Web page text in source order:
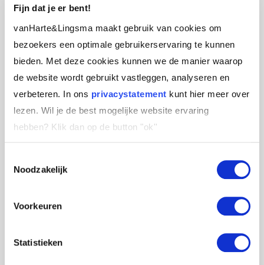
Fijn dat je er bent!
vanHarte&Lingsma maakt gebruik van cookies om
bezoekers een optimale gebruikerservaring te kunnen
bieden. Met deze cookies kunnen we de manier waarop
de website wordt gebruikt vastleggen, analyseren en
verbeteren. In ons privacystatement kunt hier meer over
lezen. Wil je de best mogelijke website ervaring
hebben? Klik dan op de button "ok''
Noodzakelijk
Voorkeuren
Statistieken
de snelle winst die dat opleverde bleven
DE SPIEGEL
Tijdens een innovatie-traject van onze
trainingen kon ik er niet meer onder uit om
mezelf eens goed in de spiegel te kijken. En dat
Dus samen met een collega zijn we opnieuw
gaan kijken wat ons te doen stond.
Als ik echt eerlijk ben vond ik het super
naamswijziging. Om mensen te moeten
overtuigen, heilige huisjes omver te schoppen en